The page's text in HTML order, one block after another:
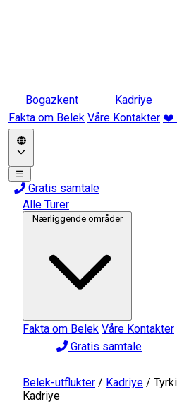
Bogazkent Kadriye
Fakta om Belek Våre Kontakter ❤️
☰
Gratis samtale
Alle Turer
Nærliggende områder
Fakta om Belek Våre Kontakter
Gratis samtale
Belek-utflukter / Kadriye /
Kadriye